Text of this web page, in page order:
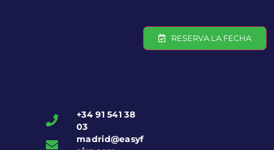
RESERVA LA FECHA
+34 91 541 38
03
madrid@easyf